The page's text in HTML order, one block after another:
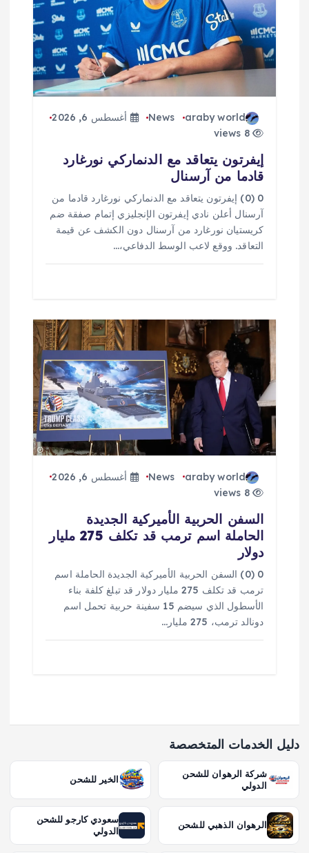
ت
araby world
News
أغسطس 6, 2026
8 views
إيفرتون يتعاقد مع الدنماركي نورغارد
قادما من آرسنال
0 (0) إيفرتون يتعاقد مع الدنماركي نورغارد قادما من
آرسنال أعلن نادي إيفرتون الإنجليزي إتمام صفقة ضم
كريستيان نورغارد من آرسنال دون الكشف عن قيمة
التعاقد. ووقع لاعب الوسط الدفاعي،…
araby world
News
أغسطس 6, 2026
8 views
السفن الحربية الأميركية الجديدة
الحاملة اسم ترمب قد تكلف 275 مليار
دولار
0 (0) السفن الحربية الأميركية الجديدة الحاملة اسم
ترمب قد تكلف 275 مليار دولار قد تبلغ كلفة بناء
الأسطول الذي سيضم 15 سفينة حربية تحمل اسم
دونالد ترمب، 275 مليار…
دليل الخدمات المتخصصة
شركة الرهوان للشحن
الدولي
الخير للشحن
الرهوان الذهبي للشحن
سعودي كارجو للشحن
الدولي